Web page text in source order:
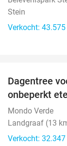
Stein
Verkocht: 43.575
Dagentree
onbeperkt
Mondo Verde
Landgraaf (13
Verkocht: 32.347